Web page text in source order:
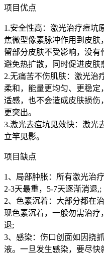
项目优点
1.安全性高：激光治疗痘坑
焦微型像素脉冲作用到皮
留部分皮肤不受影响，没有
避免热扩散，同时促进皮肤
2.无痛苦不伤肌肤：激光治
柔和，能量更均匀、更稳
适感，也不会造成皮肤损伤
更突出。
3.激光去痘坑见效快：激光
立竿见影。
项目缺点
1、局部肿胀：所有激光治
2-3天最重，5-7天逐渐消
2、色素沉着：大部分都在
现色素沉着，一般勿需治疗
退;
3、感染：伤口创面如因挠
液。一旦发生感染，要尽